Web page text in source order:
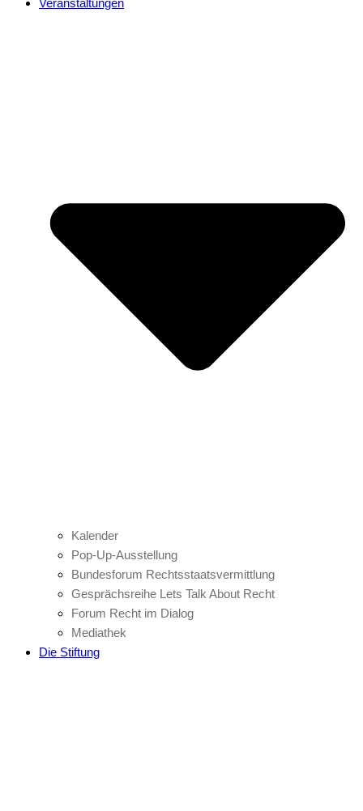
Veranstaltungen
Kalender
Pop-Up-Ausstellung
Bundesforum Rechtsstaatsvermittlung
Gesprächsreihe Lets Talk About Recht
Forum Recht im Dialog
Mediathek
Die Stiftung